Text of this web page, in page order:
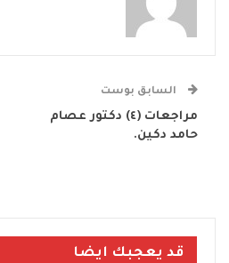
السابق بوست
مراجعات (٤) دكتور عصام
حامد دكين.
قد يعجبك ايضا